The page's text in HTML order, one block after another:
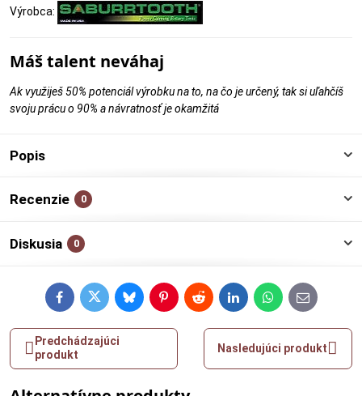
Výrobca:
Máš talent neváhaj
Ak využiješ 50% potenciál výrobku na to, na čo je určený, tak si uľahčíš
svoju prácu o 90% a návratnosť je okamžitá
Popis
Recenzie 0
Diskusia 0
FacebookTwitterBlueskyPinterestRedditLinkedInWhatsApp
E-
mail
Predchádzajúci
produkt
Nasledujúci produkt